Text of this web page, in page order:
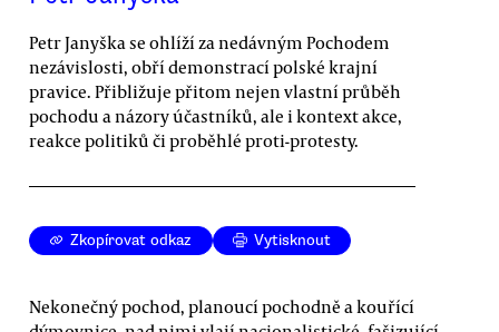
Petr Janyška se ohlíží za nedávným Pochodem
nezávislosti, obří demonstrací polské krajní
pravice. Přibližuje přitom nejen vlastní průběh
pochodu a názory účastníků, ale i kontext akce,
reakce politiků či proběhlé proti-protesty.
Zkopírovat odkaz Vytisknout
Nekonečný pochod, planoucí pochodně a kouřící